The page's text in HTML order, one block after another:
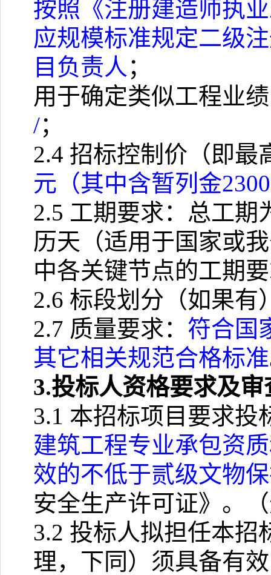
按照《注册建造师执
应规模标准规定二级
目负责人 ；
用于确定类似工程业
/；
2.4 招标控制价（即最
元（其中含暂列金
2.5 工期要求：总工期
历天（适用于国家或
中各关键节点的工期
2.6 标段划分（如果有
2.7 质量要求： 符合国
其它相关规范合格标准
3.投标人资格要求及审
3.1 本招标项目要求投
建筑工程专业承包资
效的不低于贰级文物
安全生产许可证》。
3.2 投标人拟担任本招
理，下同）须具备有